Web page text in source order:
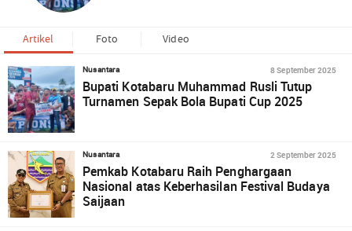
Artikel Foto Video
Nusantara 8 September 2025
Bupati Kotabaru Muhammad Rusli Tutup
Turnamen Sepak Bola Bupati Cup 2025
Nusantara 2 September 2025
Pemkab Kotabaru Raih Penghargaan
Nasional atas Keberhasilan Festival Budaya
Saijaan